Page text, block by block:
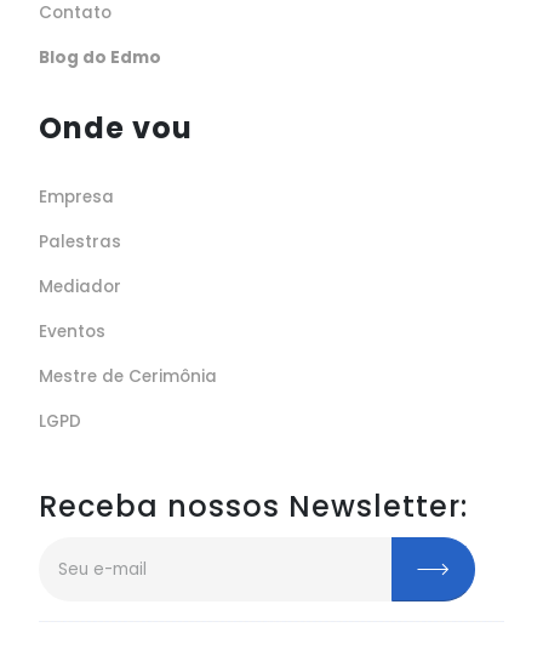
Contato
Blog do Edmo
Onde vou
Empresa
Palestras
Mediador
Eventos
Mestre de Cerimônia
LGPD
Receba nossos Newsletter: